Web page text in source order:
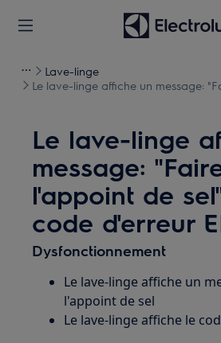
Lave-linge
Le lave-linge affiche un message:
Le lave-linge
message:
l'appoint de
code d'erreur
Dysfonctionnement
Le lave-linge affiche un
l'appoint de sel
Le lave-linge affiche le